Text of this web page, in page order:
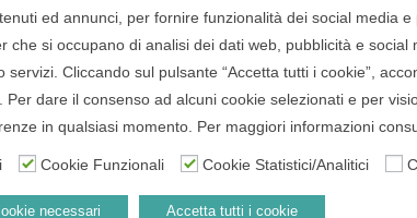
web per i professionisti della farmacia. Tutti i
Cell: 3297281965 - P.iva: 04571460759 -
a saldo agevolazione n.ID. 8277689 (D.M.
ed annunci, per fornire funzionalità dei social media
che si occupano di analisi dei dati web, pubblicità e
Cliccando sul pulsante “Accetta tutti i cookie”,
dare il consenso ad alcuni cookie selezionati e per
in qualsiasi momento. Per maggiori informazioni
Cookie Funzionali Cookie Statistici/Analitici
necessari Accetta tutti i cookie